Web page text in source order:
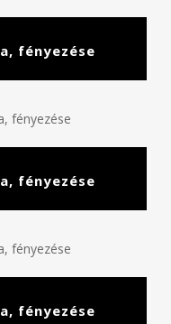
fényezése
fényezése
fényezése